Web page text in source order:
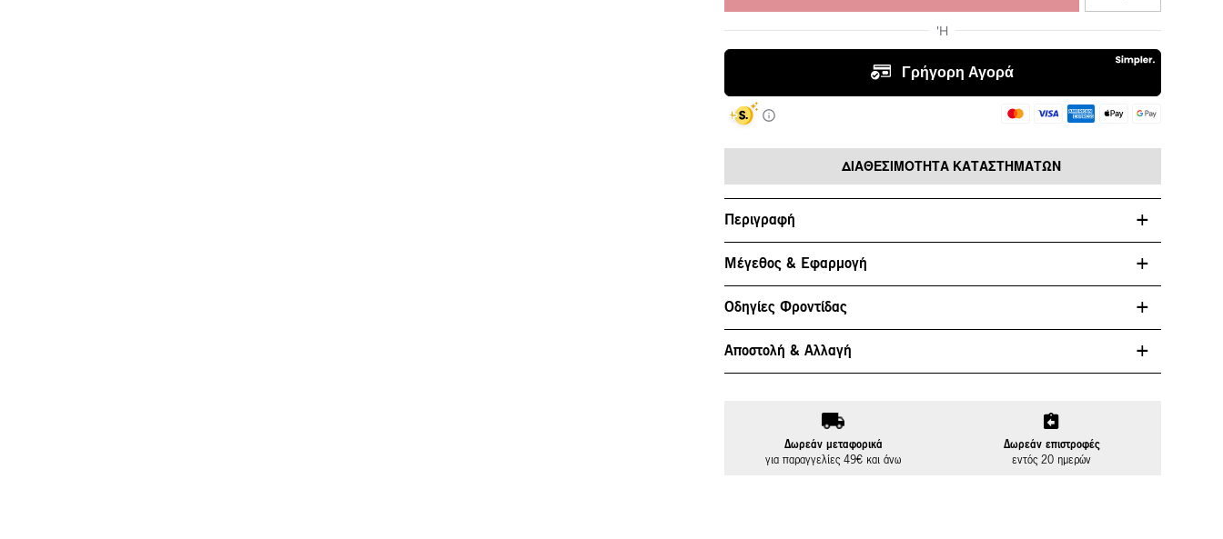
ΔΙΑΘΕΣΙΜΌΤΗΤΑ ΚΑΤΑΣΤΗΜΆΤΩΝ
Περιγραφή
Μέγεθος & Εφαρμογή
Οδηγίες Φροντίδας
Αποστολή & Αλλαγή
Δωρεάν μεταφορικά
για παραγγελίες 49€ και άνω
Δωρεάν επιστροφές
εντός 20 ημερών